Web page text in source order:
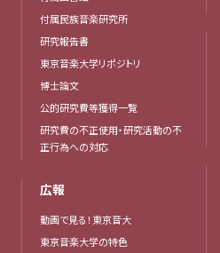
付属民族音楽研究所
研究報告書
東京音楽大学リポジトリ
博士論文
公的研究費等獲得一覧
研究費の不正使用・研究活動の不
正行為への対応
広報
動画で見る！東京音大
東京音楽大学の特色